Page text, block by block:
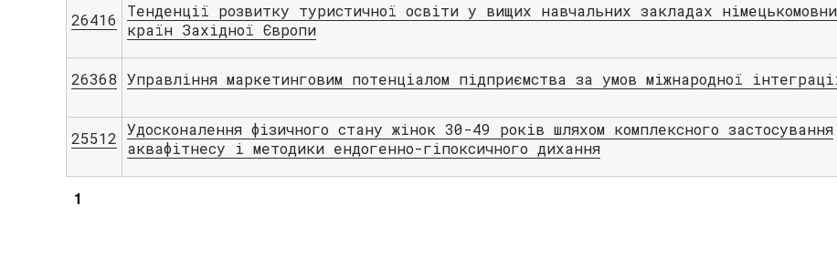
26416
Тенденції розвитку туристичної освіти у вищих навчальних закладах
країн Західної Європи
26368 Управління маркетинговим потенціалом підприємства за умов міжнародної
25512 Удосконалення фізичного стану жінок 30-49 років шляхом комплексного застосування
аквафітнесу і методики ендогенно-гіпоксичного дихання
1